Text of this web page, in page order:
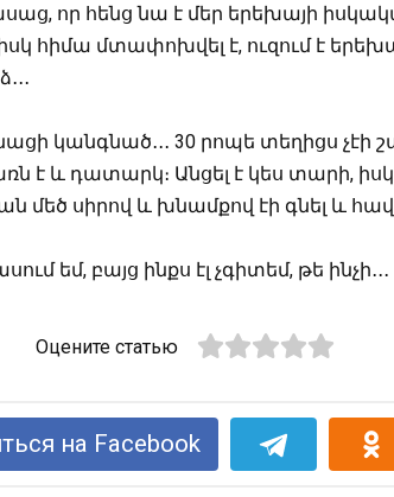
որ հենց նա է մեր երեխայի
հիմա մտափոխվել է, ուզում է
կանգնած․․․ 30 րոպե տեղիցս չէի
է և դատարկ։ Անցել է կես տարի,
մեծ սիրով և խնամքով էի գնել և
եմ, բայց ինքս էլ չգիտեմ, թե ինչի․․․
Оцените статью
на Facebook